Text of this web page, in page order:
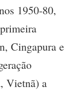
1950-80,
Cingapura e
Vietnã) a